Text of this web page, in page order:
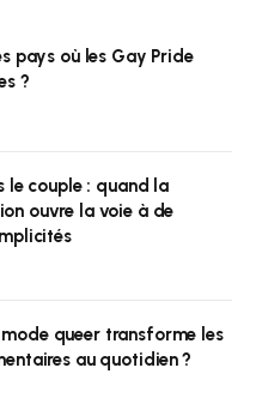
pays où les Gay Pride
?
le couple : quand la
ouvre la voie à de
queer transforme les
au quotidien ?